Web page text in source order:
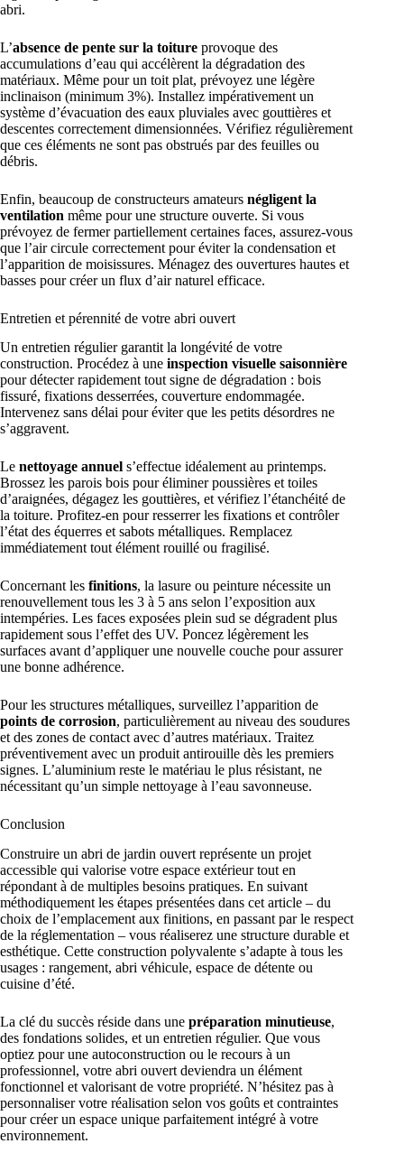
abri.
L’absence de pente sur la toiture provoque des
accumulations d’eau qui accélèrent la dégradation des
matériaux. Même pour un toit plat, prévoyez une légère
inclinaison (minimum 3%). Installez impérativement un
système d’évacuation des eaux pluviales avec gouttières et
descentes correctement dimensionnées. Vérifiez régulièrement
que ces éléments ne sont pas obstrués par des feuilles ou
débris.
Enfin, beaucoup de constructeurs amateurs négligent la
ventilation même pour une structure ouverte. Si vous
prévoyez de fermer partiellement certaines faces, assurez-vous
que l’air circule correctement pour éviter la condensation et
l’apparition de moisissures. Ménagez des ouvertures hautes et
basses pour créer un flux d’air naturel efficace.
Entretien et pérennité de votre abri ouvert
Un entretien régulier garantit la longévité de votre
construction. Procédez à une inspection visuelle saisonnière
pour détecter rapidement tout signe de dégradation : bois
fissuré, fixations desserrées, couverture endommagée.
Intervenez sans délai pour éviter que les petits désordres ne
s’aggravent.
Le nettoyage annuel s’effectue idéalement au printemps.
Brossez les parois bois pour éliminer poussières et toiles
d’araignées, dégagez les gouttières, et vérifiez l’étanchéité de
la toiture. Profitez-en pour resserrer les fixations et contrôler
l’état des équerres et sabots métalliques. Remplacez
immédiatement tout élément rouillé ou fragilisé.
Concernant les finitions, la lasure ou peinture nécessite un
renouvellement tous les 3 à 5 ans selon l’exposition aux
intempéries. Les faces exposées plein sud se dégradent plus
rapidement sous l’effet des UV. Poncez légèrement les
surfaces avant d’appliquer une nouvelle couche pour assurer
une bonne adhérence.
Pour les structures métalliques, surveillez l’apparition de
points de corrosion, particulièrement au niveau des soudures
et des zones de contact avec d’autres matériaux. Traitez
préventivement avec un produit antirouille dès les premiers
signes. L’aluminium reste le matériau le plus résistant, ne
nécessitant qu’un simple nettoyage à l’eau savonneuse.
Conclusion
Construire un abri de jardin ouvert représente un projet
accessible qui valorise votre espace extérieur tout en
répondant à de multiples besoins pratiques. En suivant
méthodiquement les étapes présentées dans cet article – du
choix de l’emplacement aux finitions, en passant par le respect
de la réglementation – vous réaliserez une structure durable et
esthétique. Cette construction polyvalente s’adapte à tous les
usages : rangement, abri véhicule, espace de détente ou
cuisine d’été.
La clé du succès réside dans une préparation minutieuse,
des fondations solides, et un entretien régulier. Que vous
optiez pour une autoconstruction ou le recours à un
professionnel, votre abri ouvert deviendra un élément
fonctionnel et valorisant de votre propriété. N’hésitez pas à
personnaliser votre réalisation selon vos goûts et contraintes
pour créer un espace unique parfaitement intégré à votre
environnement.